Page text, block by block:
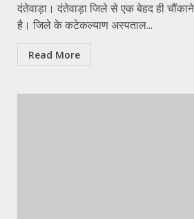
दंतेवाड़ा। दंतेवाड़ा जिले से एक बेहद ही
है। जिले के कटेकल्याण अस्पताल...
Read More